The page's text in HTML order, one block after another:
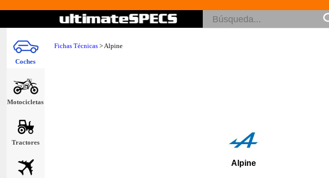
Coches
Motocicletas
Tractores
Fichas Técnicas >Alpine
Alpine